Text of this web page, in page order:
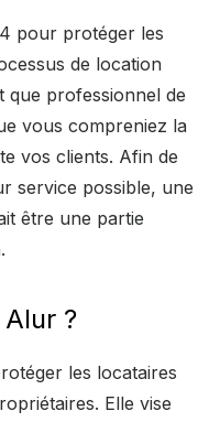
pour protéger les
de location
que professionnel de
vous compreniez la
vos clients. Afin de
service possible, une
être une partie
?
les locataires
Elle vise